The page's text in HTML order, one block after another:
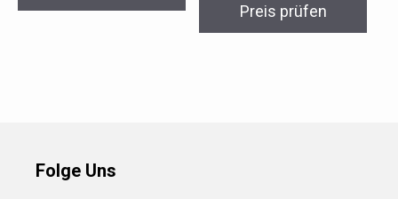
Preis prüfen
Folge Uns